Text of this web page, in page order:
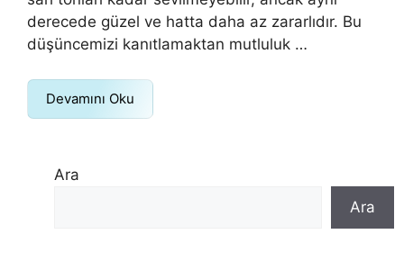
derecede güzel ve hatta daha az zararlıdır. Bu
düşüncemizi kanıtlamaktan mutluluk …
Devamını Oku
Ara
Ara